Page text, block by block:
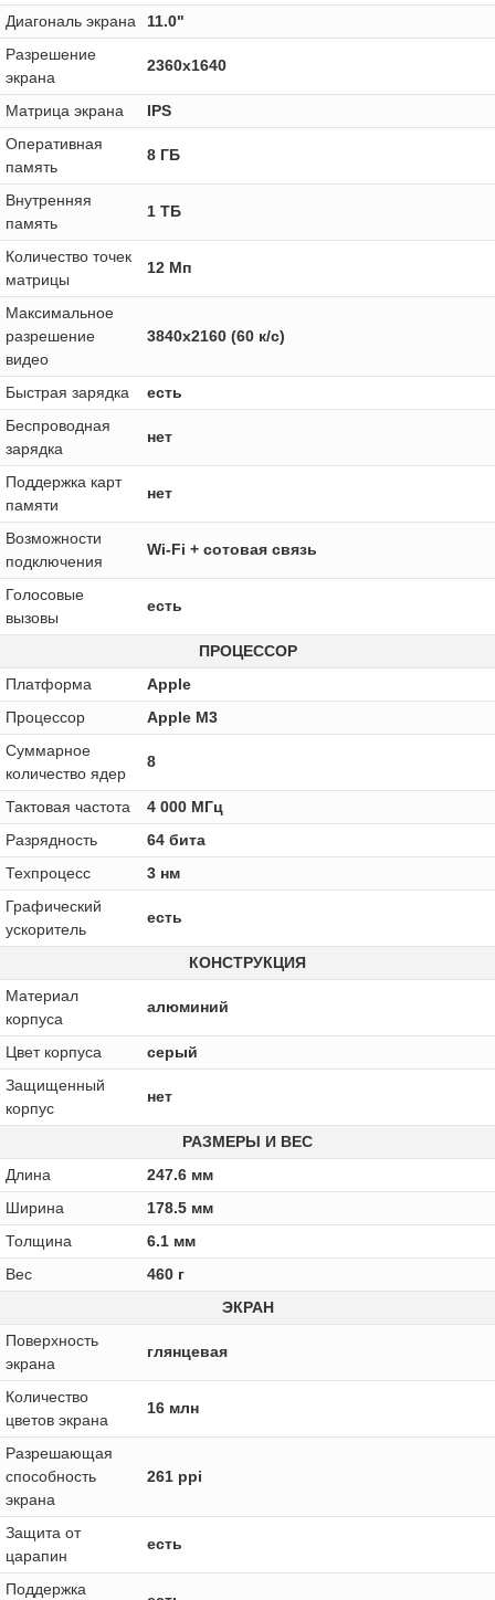
Диагональ экрана
11.0"
Разрешение
экрана
2360x1640
Матрица экрана
IPS
Оперативная
память
8 ГБ
Внутренняя
память
1 ТБ
Количество точек
матрицы
12 Мп
Максимальное
разрешение
видео
3840x2160 (60 к/с)
Быстрая зарядка
есть
Беспроводная
зарядка
нет
Поддержка карт
памяти
нет
Возможности
подключения
Wi-Fi + сотовая связь
Голосовые
вызовы
есть
ПРОЦЕССОР
Платформа
Apple
Процессор
Apple M3
Суммарное
количество ядер
8
Тактовая частота
4 000 МГц
Разрядность
64 бита
Техпроцесс
3 нм
Графический
ускоритель
есть
КОНСТРУКЦИЯ
Материал
корпуса
алюминий
Цвет корпуса
серый
Защищенный
корпус
нет
РАЗМЕРЫ И ВЕС
Длина
247.6 мм
Ширина
178.5 мм
Толщина
6.1 мм
Вес
460 г
ЭКРАН
Поверхность
экрана
глянцевая
Количество
цветов экрана
16 млн
Разрешающая
способность
экрана
261 ppi
Защита от
царапин
есть
Поддержка